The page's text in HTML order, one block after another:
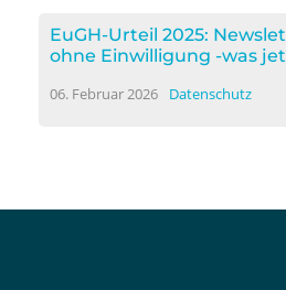
EuGH-Urteil 2025:
ohne Einwilligung -was
06. Februar 2026 Datenschutz